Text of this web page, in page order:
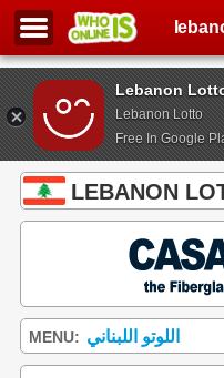
Lebanon
Lebanon Lotto
Free In Google
LEBANON
MENU: اللوتو اللبناني